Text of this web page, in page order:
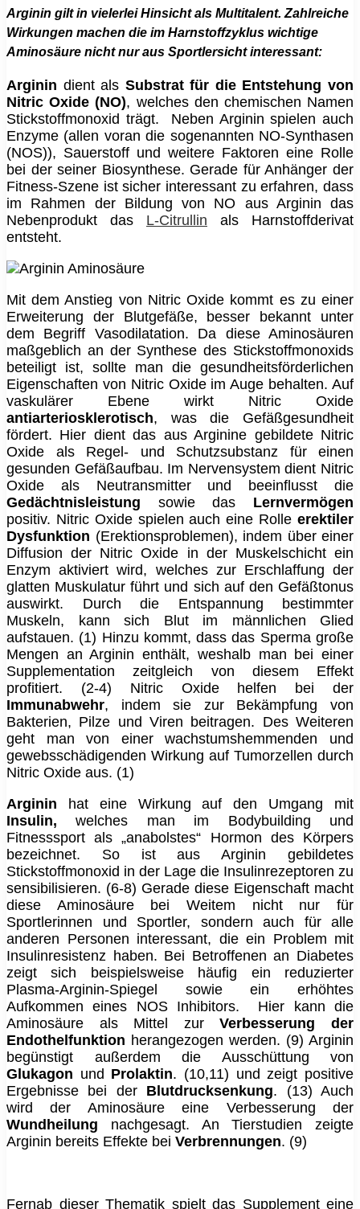
Arginin gilt in vielerlei Hinsicht als Multitalent. Zahlreiche
Wirkungen machen die im Harnstoffzyklus wichtige
Aminosäure nicht nur aus Sportlersicht interessant:
Arginin dient als Substrat für die Entstehung von
Nitric Oxide (NO), welches den chemischen Namen
Stickstoffmonoxid trägt. Neben Arginin spielen auch
Enzyme (allen voran die sogenannten NO-Synthasen
(NOS)), Sauerstoff und weitere Faktoren eine Rolle
bei der seiner Biosynthese. Gerade für Anhänger der
Fitness-Szene ist sicher interessant zu erfahren, dass
im Rahmen der Bildung von NO aus Arginin das
Nebenprodukt das L-Citrullin
als Harnstoffderivat
entsteht.
Mit dem Anstieg von Nitric Oxide kommt es zu einer
Erweiterung der Blutgefäße, besser bekannt unter
dem Begriff Vasodilatation. Da diese Aminosäuren
maßgeblich an der Synthese des Stickstoffmonoxids
beteiligt ist, sollte man die gesundheitsförderlichen
Eigenschaften von Nitric Oxide im Auge behalten. Auf
vaskulärer Ebene wirkt Nitric Oxide
antiarteriosklerotisch, was die Gefäßgesundheit
fördert. Hier dient das aus Arginine gebildete Nitric
Oxide als Regel- und Schutzsubstanz für einen
gesunden Gefäßaufbau. Im Nervensystem dient Nitric
Oxide als Neutransmitter und beeinflusst die
Gedächtnisleistung sowie das Lernvermögen
positiv. Nitric Oxide spielen auch eine Rolle erektiler
Dysfunktion (Erektionsproblemen), indem über einer
Diffusion der Nitric Oxide in der Muskelschicht ein
Enzym aktiviert wird, welches zur Erschlaffung der
glatten Muskulatur führt und sich auf den Gefäßtonus
auswirkt. Durch die Entspannung bestimmter
Muskeln, kann sich Blut im männlichen Glied
aufstauen. (1) Hinzu kommt, dass das Sperma große
Mengen an Arginin enthält, weshalb man bei einer
Supplementation zeitgleich von diesem Effekt
profitiert. (2-4) Nitric Oxide helfen bei der
Immunabwehr, indem sie zur Bekämpfung von
Bakterien, Pilze und Viren beitragen. Des Weiteren
geht man von einer wachstumshemmenden und
gewebsschädigenden Wirkung auf Tumorzellen durch
Nitric Oxide aus. (1)
Arginin hat eine Wirkung auf den Umgang mit
Insulin,welches man
im Bodybuilding und
Fitnesssport als „anabolstes“ Hormon des Körpers
bezeichnet. So ist aus Arginin gebildetes
Stickstoffmonoxid in der Lage die Insulinrezeptoren zu
sensibilisieren. (6-8) Gerade diese Eigenschaft macht
diese Aminosäure bei Weitem nicht nur für
Sportlerinnen und Sportler, sondern auch für alle
anderen Personen interessant, die ein Problem mit
Insulinresistenz haben. Bei Betroffenen an Diabetes
zeigt sich beispielsweise häufig ein reduzierter
Plasma-Arginin-Spiegel sowie ein erhöhtes
Aufkommen eines NOS Inhibitors. Hier kann die
Aminosäure als Mittel zurVerbesserung der
Endothelfunktion herangezogen werden. (9) Arginin
begünstigt außerdem die Ausschüttung von
Glukagon und Prolaktin. (10,11) und zeigt positive
Ergebnisse bei der Blutdrucksenkung. (13) Auch
wird der Aminosäure eine Verbesserung der
Wundheilung nachgesagt. An Tierstudien zeigte
Arginin bereits Effekte bei Verbrennungen. (9)
Fernab dieser Thematik spielt das Supplement eine